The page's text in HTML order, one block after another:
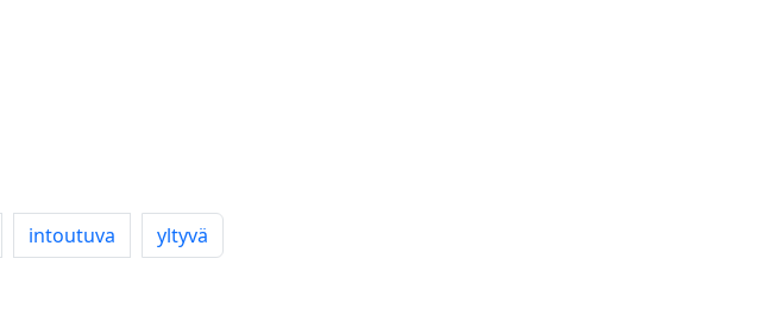
intoutuva yltyvä